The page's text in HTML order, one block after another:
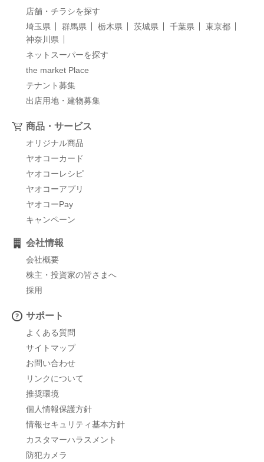
店舗・チラシを探す
埼玉県
群馬県 栃木県 茨城県 千葉県
東京都
神奈川県
ネットスーパーを探す
the market Place
テナント募集
出店用地・建物募集
商品・サービス
オリジナル商品
ヤオコーカード
ヤオコーレシピ
ヤオコーアプリ
ヤオコーPay
キャンペーン
会社情報
会社概要
株主・投資家の皆さまへ
採用
サポート
よくある質問
サイトマップ
お問い合わせ
リンクについて
推奨環境
個人情報保護方針
情報セキュリティ基本方針
カスタマーハラスメント
防犯カメラ